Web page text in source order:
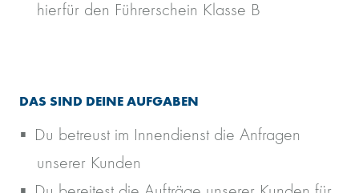
hierfür den Führerschein Klasse B
DAS SIND DEINE AUFGABEN
Du betreust im Innendienst die Anfragen
unserer Kunden